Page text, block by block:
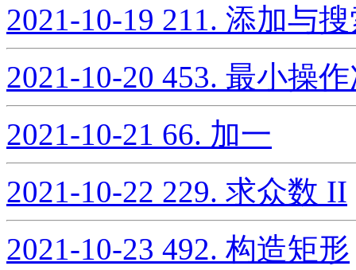
2021-10-19 211. 添加与
2021-10-20 453. 最小操
2021-10-21 66. 加一
2021-10-22 229. 求众数 II
2021-10-23 492. 构造矩形